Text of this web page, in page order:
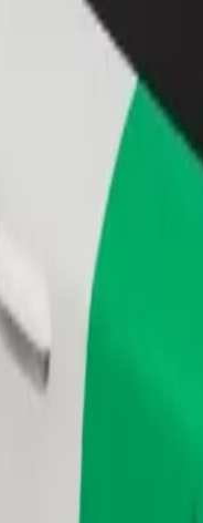
générez des revenus
Ajouter
magasin
à Dworzec PKS
et Dworzec